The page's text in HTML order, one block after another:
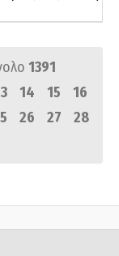
1391
14 15
16
26 27
28